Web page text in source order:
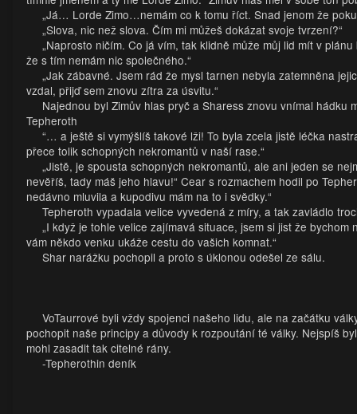
„Já… Lorde Zimo…nemám co k tomu říct. Snad jenom že
„Slova, nic než slova. Čím mi můžeš dokázat svoje tvrzení?“
„Naprosto ničím. Co já vím, tak klidně může můj lid mít v
že s tím nemám nic společného.“
„Jak zábavné. Jsem rád že mysl tarnen nebyla zatemněna
vzdal, přijď sem znovu zítra za úsvitu.“
Najednou byl Zimův hlas pryč a Sharess znovu vnímal
Tepheroth
“… a ještě si vymýšlíš takové lži! To byla zcela jistě léčka
přece tolik schopných nekromantů v naší rase.“
„Jistě, je spousta schopných nekromantů, ale ani jeden se
nevěříš, tady máš jeho hlavu!“ Cear s rozmachem hodil po
nedávno mluvila a kupodivu mám na to i svědky.“
Tepheroth vypadala velice vyvedená z míry, a tak zavládlo
„I když je tohle velice zajímavá situace, jsem si jist že
vám někdo venku ukáže cestu do vašich komnat.“
Shar narážku pochopil a proto s úklonou odešel ze sálu.
VoTaurrové byli vždy spojenci našeho lidu, ale na začátku
pochopit naše principy a důvody k rozpoutání té války. Nejspíš
mohl zasadit tak citelné rány.
-Tepherothin deník